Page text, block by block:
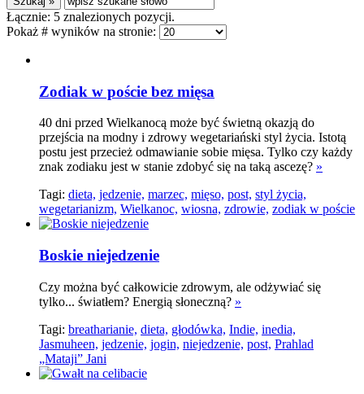
Łącznie: 5 znalezionych pozycji.
Pokaż # wyników na stronie:
Zodiak w poście bez mięsa
40 dni przed Wielkanocą może być świetną okazją do
przejścia na modny i zdrowy wegetariański styl życia. Istotą
postu jest przecież odmawianie sobie mięsa. Tylko czy każdy
znak zodiaku jest w stanie zdobyć się na taką ascezę? »
Tagi: dieta, jedzenie, marzec, mięso, post, styl życia,
wegetarianizm, Wielkanoc, wiosna, zdrowie, zodiak w poście
Boskie niejedzenie
Czy można być całkowicie zdrowym, ale odżywiać się
tylko... światłem? Energią słoneczną? »
Tagi: breatharianie, dieta, głodówka, Indie, inedia,
Jasmuheen, jedzenie, jogin, niejedzenie, post, Prahlad
„Mataji” Jani